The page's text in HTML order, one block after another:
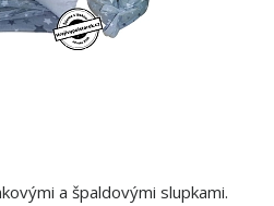
a špaldovými slupkami.